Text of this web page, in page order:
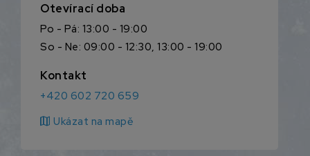
Otevírací doba
Po - Pá: 13:00 - 19:00
So - Ne: 09:00 - 12:30, 13:00 - 19:00
Kontakt
+420 602 720 659
map Ukázat na mapě